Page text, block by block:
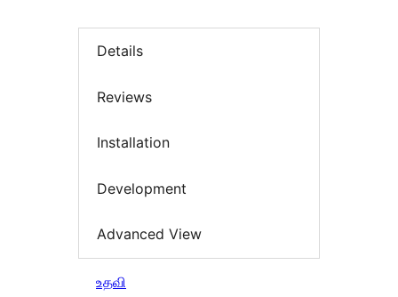
Details
Reviews
Installation
Development
Advanced View
உதவி